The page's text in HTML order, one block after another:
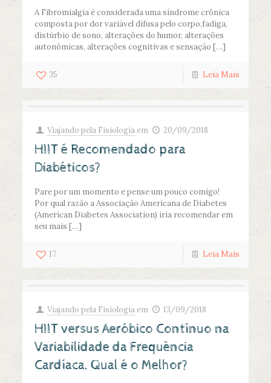
A Fibromialgia é considerada uma síndrome crônica
composta por dor variável difusa pelo corpo,fadiga,
distúrbio de sono, alterações do humor, alterações
autonômicas, alterações cognitivas e sensação […]
35 Leia Mais
Viajando pela Fisiologia em 20/09/2018
HIIT é Recomendado para
Diabéticos?
Pare por um momento e pense um pouco comigo!
Por qual razão a Associação Americana de Diabetes
(American Diabetes Association) iria recomendar em
seu mais […]
17 Leia Mais
Viajando pela Fisiologia em 13/09/2018
HIIT versus Aeróbico Contínuo na
Variabilidade da Frequência
Cardíaca. Qual é o Melhor?